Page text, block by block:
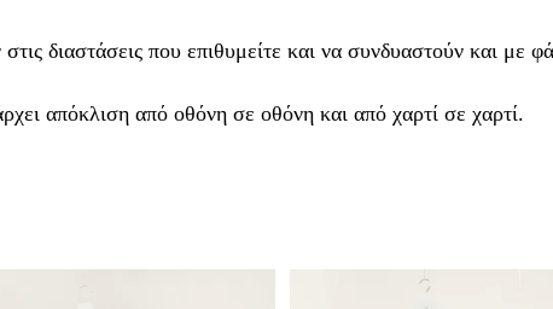
διαστάσεις που επιθυμείτε και να συνδυαστούν και με
απόκλιση από οθόνη σε οθόνη και από χαρτί σε χαρτί.